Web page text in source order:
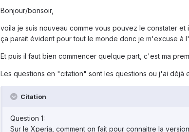
Bonjour/bonsoir,
voila je suis nouveau comme vous pouvez le constater
ça parait évident pour tout le monde donc je m'excuse
Et puis il faut bien commencer quelque part, c'est ma
Les questions en "citation" sont les questions ou j'ai déjà
Citation
Question 1:
Sur le Xperia, comment on fait pour connaitre la